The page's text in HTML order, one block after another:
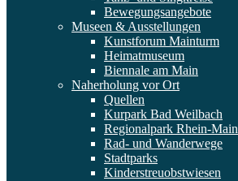
Bewegungsangebote
Museen & Ausstellungen
Kunstforum Mainturm
Heimatmuseum
Biennale am Main
Naherholung vor Ort
Quellen
Kurpark Bad Weilbach
Regionalpark Rhein-Main
Rad- und Wanderwege
Stadtparks
Kinderstreuobstwiesen